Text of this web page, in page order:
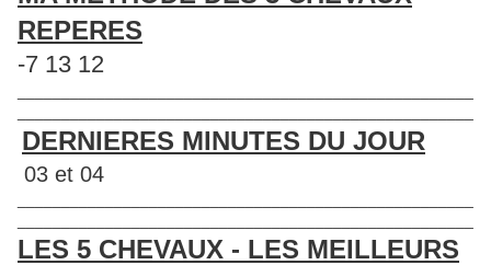
REPERES
-7 13 12
DERNIERES MINUTES DU JOUR
03 et 04
LES 5 CHEVAUX - LES MEILLEURS